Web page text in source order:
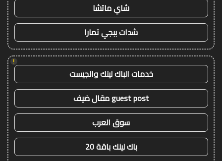
شاي ماتشا
شدات ببجي تمارا
!
خدمات الباك لينك والجيست
guest post مقال ضيف
سوق العرب
باك لينك باقة 20